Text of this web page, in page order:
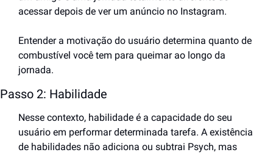
acessar depois de ver um anúncio no Instagram.
Entender a motivação do usuário determina quanto de
combustível você tem para queimar ao longo da
jornada.
Passo 2: Habilidade
Nesse contexto, habilidade é a capacidade do seu
usuário em performar determinada tarefa. A existência
de habilidades não adiciona ou subtrai Psych, mas